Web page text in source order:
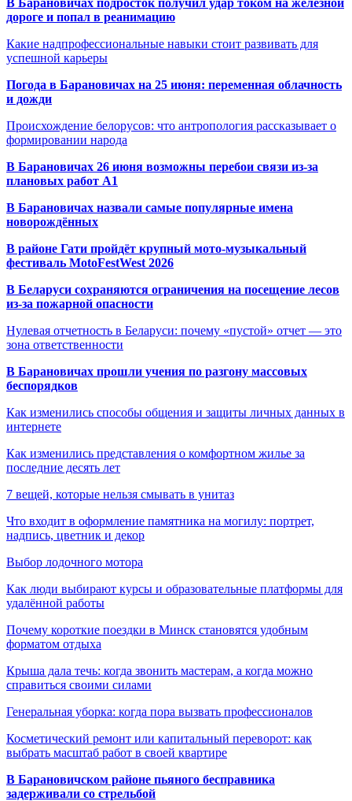
В Барановичах подросток получил удар током на железной
дороге и попал в реанимацию
Какие надпрофессиональные навыки стоит развивать для
успешной карьеры
Погода в Барановичах на 25 июня: переменная облачность
и дожди
Происхождение белорусов: что антропология рассказывает о
формировании народа
В Барановичах 26 июня возможны перебои связи из-за
плановых работ A1
В Барановичах назвали самые популярные имена
новорождённых
В районе Гати пройдёт крупный мото-музыкальный
фестиваль MotoFestWest 2026
В Беларуси сохраняются ограничения на посещение лесов
из-за пожарной опасности
Нулевая отчетность в Беларуси: почему «пустой» отчет — это
зона ответственности
В Барановичах прошли учения по разгону массовых
беспорядков
Как изменились способы общения и защиты личных данных в
интернете
Как изменились представления о комфортном жилье за
последние десять лет
7 вещей, которые нельзя смывать в унитаз
Что входит в оформление памятника на могилу: портрет,
надпись, цветник и декор
Выбор лодочного мотора
Как люди выбирают курсы и образовательные платформы для
удалённой работы
Почему короткие поездки в Минск становятся удобным
форматом отдыха
Крыша дала течь: когда звонить мастерам, а когда можно
справиться своими силами
Генеральная уборка: когда пора вызвать профессионалов
Косметический ремонт или капитальный переворот: как
выбрать масштаб работ в своей квартире
В Барановичском районе пьяного бесправника
задерживали со стрельбой